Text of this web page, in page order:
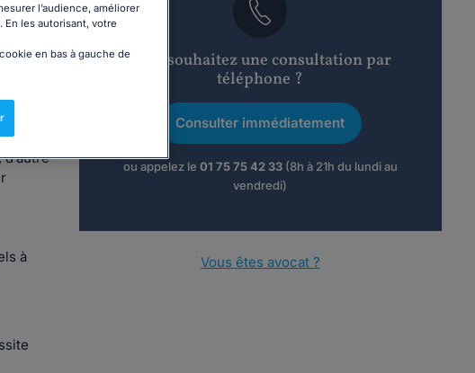
la
la
à
Vous souhaitez une consultation par
téléphone ?
Consulter immédiatement
ou appelez le 01 75 75 42 33(8h à 21h du lundi au
vendredi)
Vous êtes avocat ?
l’audience, améliorer
les autorisant, votre
en bas à gauche de